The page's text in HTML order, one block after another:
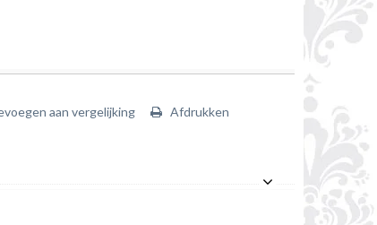
aan vergelijking Afdrukken